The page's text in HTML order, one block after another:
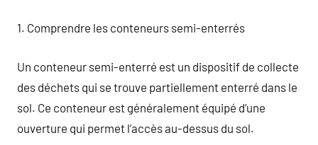
1. Comprendre les conteneurs semi-enterrés
Un conteneur semi-enterré est un dispositif de collecte
des déchets qui se trouve partiellement enterré dans le
sol. Ce conteneur est généralement équipé d’une
ouverture qui permet l’accès au-dessus du sol.